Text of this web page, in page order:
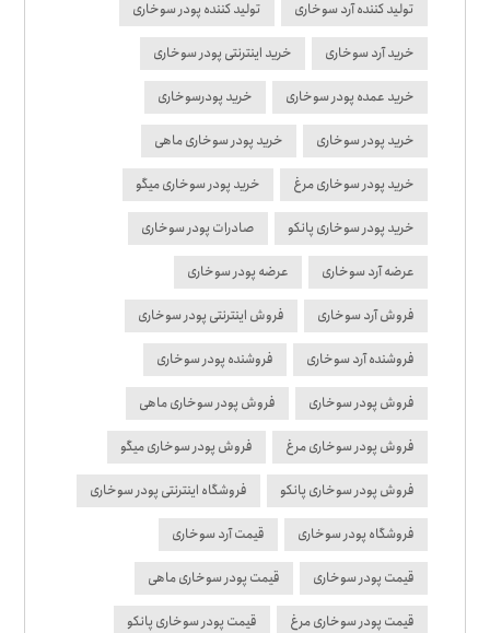
تولید کننده آرد سوخاری تولید کننده پودر سوخاری
خرید آرد سوخاری خرید اینترنتی پودر سوخاری
خرید عمده پودر سوخاری خرید پودرسوخاری
خرید پودر سوخاری خرید پودر سوخاری ماهی
خرید پودر سوخاری مرغ خرید پودر سوخاری میگو
خرید پودر سوخاری پانکو صادرات پودر سوخاری
عرضه آرد سوخاری عرضه پودر سوخاری
فروش آرد سوخاری فروش اینترنتی پودر سوخاری
فروشنده آرد سوخاری فروشنده پودر سوخاری
فروش پودر سوخاری فروش پودر سوخاری ماهی
فروش پودر سوخاری مرغ فروش پودر سوخاری میگو
فروش پودر سوخاری پانکو فروشگاه اینترنتی پودر سوخاری
فروشگاه پودر سوخاری قیمت آرد سوخاری
قیمت پودر سوخاری قیمت پودر سوخاری ماهی
قیمت پودر سوخاری مرغ قیمت پودر سوخاری پانکو